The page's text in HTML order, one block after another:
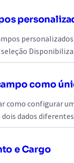
seleção
como
como configurar
dados
e Cargo